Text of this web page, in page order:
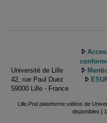
Université de Lille
42, rue Paul Duez
59000 Lille - France
Lille.Pod plateforme vidéos de
disponibles [